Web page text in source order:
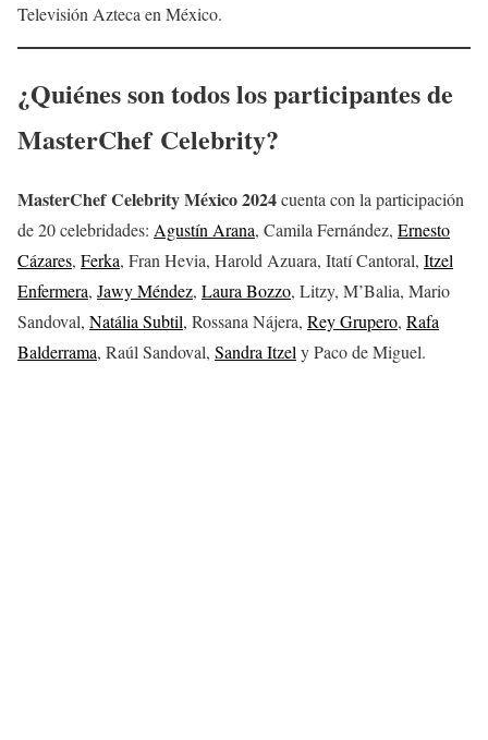
Televisión Azteca en México.
¿Quiénes son todos los participantes de
MasterChef Celebrity?
MasterChef Celebrity México 2024cuenta con la participación
de 20 celebridades: Agustín Arana, Camila Fernández, Ernesto
Cázares, Ferka, Fran Hevia, Harold Azuara, Itatí Cantoral, Itzel
Enfermera, Jawy Méndez, Laura Bozzo, Litzy, M’Balia, Mario
Sandoval, Natália Subtil, Rossana Nájera, Rey Grupero, Rafa
Balderrama, Raúl Sandoval, Sandra Itzel y Paco de Miguel.